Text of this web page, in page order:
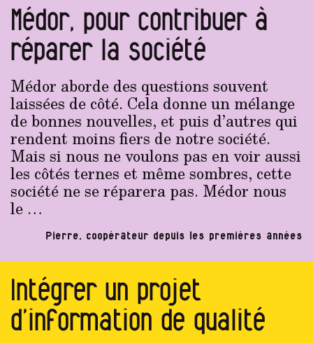
Médor, pour contribuer à
réparer la société
Médor aborde des questions souvent
laissées de côté. Cela donne un mélange
de bonnes nouvelles, et puis d’autres qui
rendent moins fiers de notre société.
Mais si nous ne voulons pas en voir aussi
les côtés ternes et même sombres, cette
société ne se réparera pas. Médor nous
le …
Pierre, coopérateur depuis les premières années
Intégrer un projet
d’information de qualité